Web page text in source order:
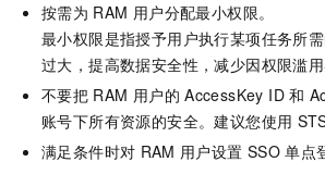
按需为 RAM 用户分配最小权限。
最小权限是指授予用户执行某项任务所
过大，提高数据安全性，减少因权限滥用
不要把 RAM 用户的 AccessKey ID 和
账号下所有资源的安全。建议您使用
满足条件时对 RAM 用户设置 SSO 单点
Happy 系列大模型
新一代 AI 视频生成模型，深度适配广告营销等场景
人工智
大模型解决方案
AI 开发和 AI 应用解决方案